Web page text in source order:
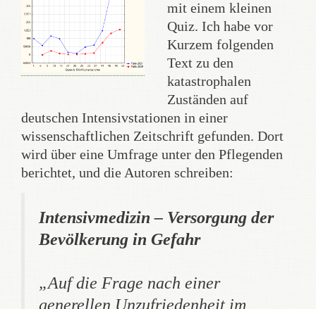
mit einem kleinen
Quiz. Ich habe vor
Kurzem folgenden
Text zu den
katastrophalen
Zuständen auf
deutschen Intensivstationen in einer
wissenschaftlichen Zeitschrift gefunden. Dort
wird über eine Umfrage unter den Pflegenden
berichtet, und die Autoren schreiben:
Intensivmedizin – Versorgung der
Bevölkerung in Gefahr
„Auf die Frage nach einer
generellen Unzufriedenheit im